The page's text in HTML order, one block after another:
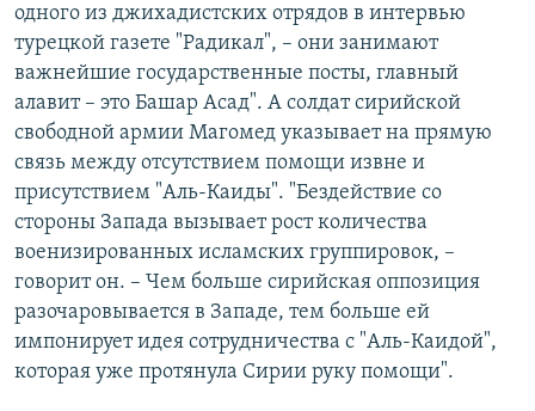
одного из джихадистских отрядов в интервью
турецкой газете "Радикал", – они занимают
важнейшие государственные посты, главный
алавит – это Башар Асад". А солдат сирийской
свободной армии Магомед указывает на прямую
связь между отсутствием помощи извне и
присутствием "Аль-Каиды". "Бездействие со
стороны Запада вызывает рост количества
военизированных исламских группировок, –
говорит он. – Чем больше сирийская оппозиция
разочаровывается в Западе, тем больше ей
импонирует идея сотрудничества с "Аль-Каидой",
которая уже протянула Сирии руку помощи".